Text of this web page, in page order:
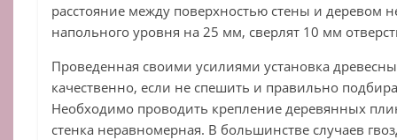
расстояние между поверхностью стены и деревом
напольного уровня на 25 мм, сверлят 10 мм
Проведенная своими усилиями установка
качественно, если не спешить и правильно
Необходимо проводить крепление деревянных
стенка неравномерная. В большинстве случаев